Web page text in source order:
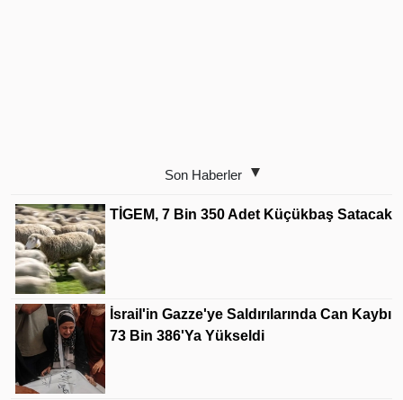
Son Haberler
TİGEM, 7 Bin 350 Adet Küçükbaş Satacak
İsrail'in Gazze'ye Saldırılarında Can Kaybı
73 Bin 386'ya Yükseldi